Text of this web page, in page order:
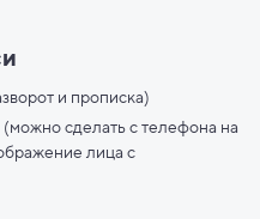
и прописка)
сделать с телефона на
лица с